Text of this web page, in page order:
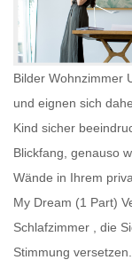
Bilder Wohnzimmer
und eignen sich
Kind sicher
Blickfang, genauso
Wände in Ihrem
My Dream (1 Part)
Schlafzimmer , die
Stimmung